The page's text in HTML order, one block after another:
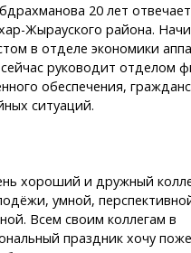
20 лет
Жырауского района.
в отделе экономики
руководит отделом
обеспечения,
ситуаций.
хороший и дружный
умной,
Всем своим коллегам в
праздник хочу